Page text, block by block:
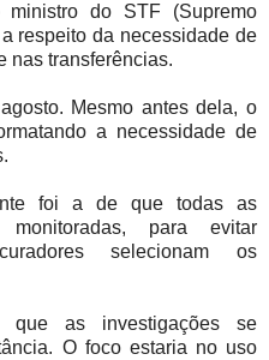
do STF (Supremo
respeito da necessidade de
nas transferências.
Mesmo antes dela, o
a necessidade de
foi a de que todas as
para evitar
selecionam os
que as investigações se
O foco estaria no uso